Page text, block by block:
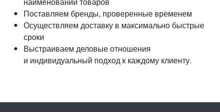
Поставляем бренды, проверенные временем
Осуществляем доставку в максимально быстрые
сроки
Выстраиваем деловые отношения
и индивидуальный подход к каждому клиенту.